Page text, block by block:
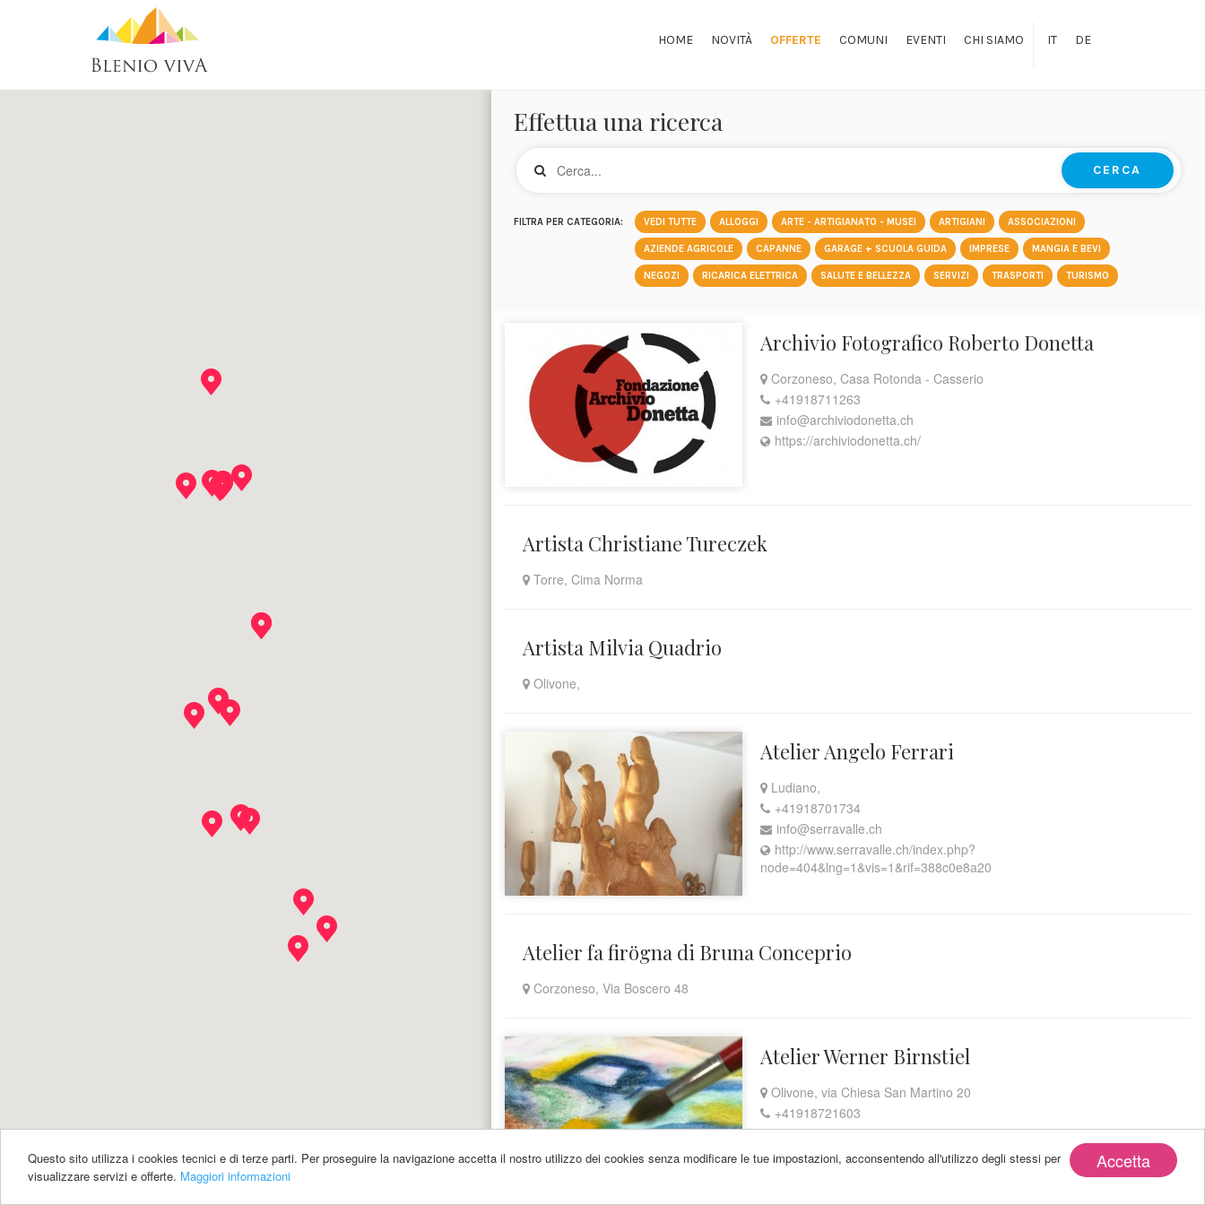
Accetta
Questo sito utilizza i cookies tecnici e di terze parti. Per proseguire la navigazione accetta il nostro utilizzo dei cookies senza modificare le tue impostazioni, acconsentendo all'utilizzo degli stessi per
visualizzare servizi e offerte. Maggiori informazioni
HOME NOVITÀ OFFERTE COMUNI EVENTI CHI SIAMO IT DE
Effettua una ricerca
CERCA
FILTRA PER CATEGORIA: VEDI TUTTE ALLOGGI ARTE - ARTIGIANATO - MUSEI ARTIGIANI ASSOCIAZIONI
AZIENDE AGRICOLE CAPANNE GARAGE + SCUOLA GUIDA IMPRESE MANGIA E BEVI
NEGOZI RICARICA ELETTRICA SALUTE E BELLEZZA SERVIZI TRASPORTI TURISMO
Archivio Fotografico Roberto Donetta
Corzoneso, Casa Rotonda - Casserio
+41918711263
info@archiviodonetta.ch
https://archiviodonetta.ch/
Artista Christiane Tureczek
Torre, Cima Norma
Artista Milvia Quadrio
Olivone,
Atelier Angelo Ferrari
Ludiano,
+41918701734
info@serravalle.ch
http://www.serravalle.ch/index.php?
node=404&lng=1&vis=1&rif=388c0e8a20
Atelier fa firögna di Bruna Conceprio
Corzoneso, Via Boscero 48
Atelier Werner Birnstiel
Olivone, via Chiesa San Martino 20
+41918721603
arte@birnstiel.ch
www.birnstiel.ch